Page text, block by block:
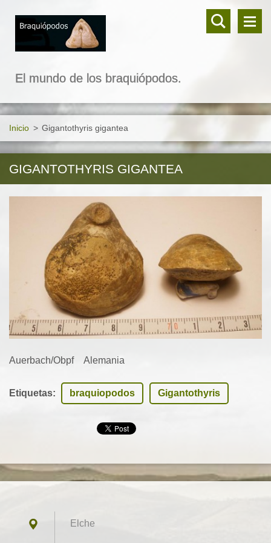
El mundo de los braquiópodos.
Inicio > Gigantothyris gigantea
GIGANTOTHYRIS GIGANTEA
Auerbach/Obpf Alemania
Etiquetas: braquiopodos Gigantothyris
Elche